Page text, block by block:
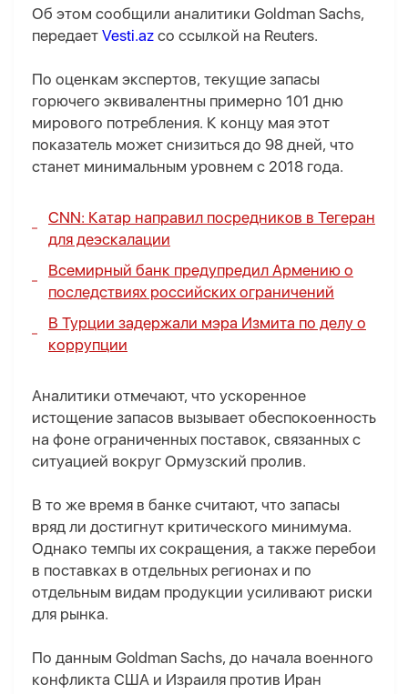
Об этом сообщили аналитики Goldman Sachs,
передает Vesti.az со ссылкой на Reuters.
По оценкам экспертов, текущие запасы
горючего эквивалентны примерно 101 дню
мирового потребления. К концу мая этот
показатель может снизиться до 98 дней, что
станет минимальным уровнем с 2018 года.
CNN: Катар направил посредников в Тегеран
для деэскалации
Всемирный банк предупредил Армению о
последствиях российских ограничений
В Турции задержали мэра Измита по делу о
коррупции
Аналитики отмечают, что ускоренное
истощение запасов вызывает обеспокоенность
на фоне ограниченных поставок, связанных с
ситуацией вокруг Ормузский пролив.
В то же время в банке считают, что запасы
вряд ли достигнут критического минимума.
Однако темпы их сокращения, а также перебои
в поставках в отдельных регионах и по
отдельным видам продукции усиливают риски
для рынка.
По данным Goldman Sachs, до начала военного
конфликта США и Израиля против Иран